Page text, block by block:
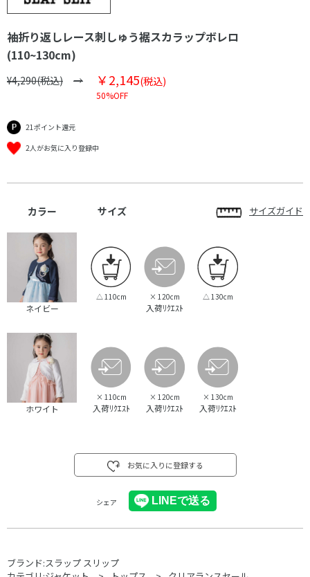
袖折り返しレース刺しゅう裾スカラップボレロ
(110~130cm)
¥4,290(税込) ￥2,145(税込)
50%OFF
21ポイント還元
2人がお気に入り登録中
カラー サイズ サイズガイド
ネイビー
△ 110cm × 120cm
入荷ﾘｸｴｽﾄ
△ 130cm
ホワイト
× 110cm
入荷ﾘｸｴｽﾄ
× 120cm
入荷ﾘｸｴｽﾄ
× 130cm
入荷ﾘｸｴｽﾄ
お気に入りに登録する
シェア
ブランド:スラップ スリップ